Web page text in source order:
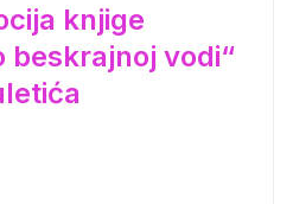
knjige
beskrajnoj vodi“